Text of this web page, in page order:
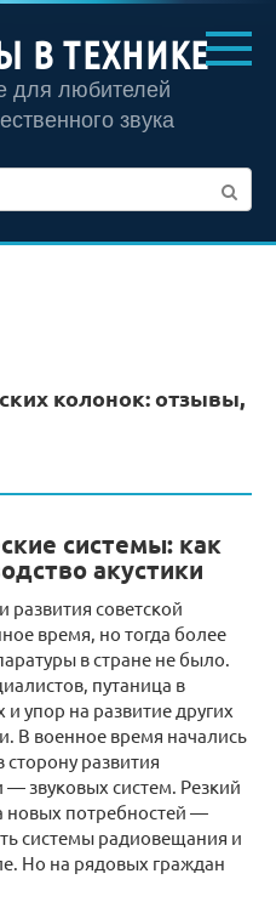
В ТЕХНИКЕ
для любителей
звука
колонок: отзывы,
системы: как
акустики
советской
время, но тогда более
в стране не было.
путаница в
и упор на развитие других
В военное время начались
развития
— звуковых систем. Резкий
новых потребностей —
системы радиовещания и
Но на рядовых граждан